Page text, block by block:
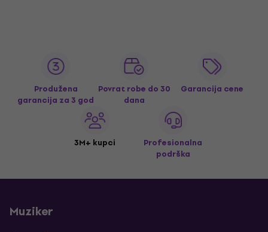
Produžena
garancija za 3 god
Povrat robe do 30
dana
Garancija cene
3M+ kupci
Profesionalna
podrška
Muziker